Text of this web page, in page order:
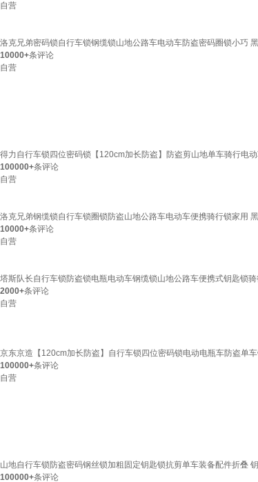
自营
洛克兄弟密码锁自行车锁钢缆锁山地公路车电动车防盗密码圈锁小巧
10000+条评论
自营
得力自行车锁四位密码锁【120cm加长防盗】防盗剪山地单车骑行电
100000+条评论
自营
洛克兄弟钢缆锁自行车锁圈锁防盗山地公路车电动车便携骑行锁家用
10000+条评论
自营
塔斯队长自行车锁防盗锁电瓶电动车钢缆锁山地公路车便携式钥匙锁
2000+条评论
自营
京东京造【120cm加长防盗】自行车锁四位密码锁电动电瓶车防盗单
100000+条评论
自营
山地自行车锁防盗密码钢丝锁加粗固定钥匙锁抗剪单车装备配件折叠
100000+条评论